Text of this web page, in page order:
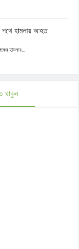
পথে হামলায় আহত
হামলায়...
থাকুন